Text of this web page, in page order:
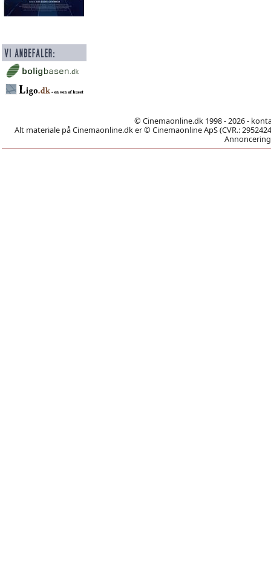
© Cinemaonline.dk 1998 - 2026 -
Alt materiale på Cinemaonline.dk er © Cinemaonline ApS (CVR.: